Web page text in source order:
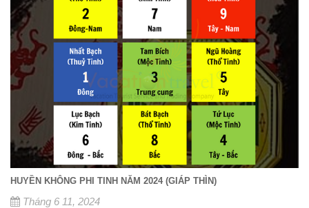
HUYỀN KHÔNG PHI TINH NĂM 2024 (GIÁP THÌN)
Tháng 6 11, 2024